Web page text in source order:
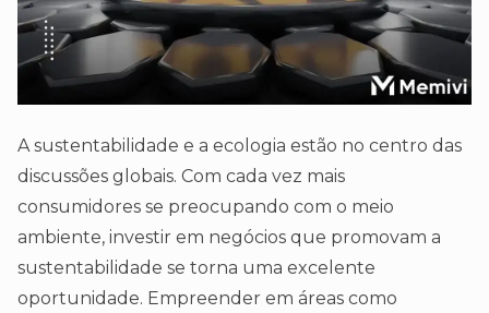
A sustentabilidade e a ecologia estão no centro das
discussões globais. Com cada vez mais
consumidores se preocupando com o meio
ambiente, investir em negócios que promovam a
sustentabilidade se torna uma excelente
oportunidade. Empreender em áreas como